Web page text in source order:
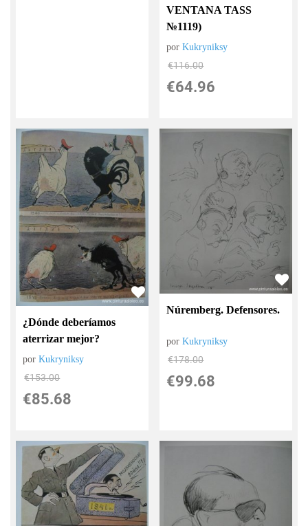
VENTANA TASS
№1119)
porKukryniksy
€116.00
€64.96
¿Dónde deberíamos
aterrizar mejor?
porKukryniksy
€153.00
€85.68
Núremberg. Defensores.
porKukryniksy
€178.00
€99.68